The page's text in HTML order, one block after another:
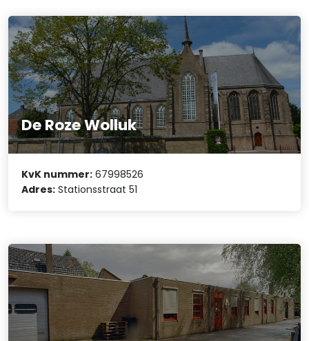
De Roze Wolluk
KvK nummer: 67998526
Adres: Stationsstraat 51